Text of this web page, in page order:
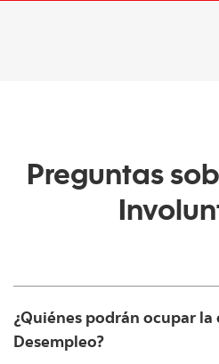
Preguntas
¿Quiénes podrán ocupar
Desempleo?